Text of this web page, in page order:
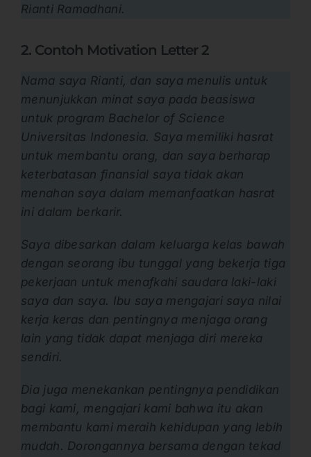
Rianti Ramadhani.
2. Contoh Motivation Letter 2
Nama saya Rianti, dan saya menulis untuk
menunjukkan minat saya pada beasiswa
untuk program Bachelor of Science
Universitas Indonesia. Saya memiliki hasrat
untuk membantu orang, dan saya berharap
keterbatasan finansial saya tidak akan
menahan saya dalam memanfaatkan hasrat
ini dalam berkarir.
Saya dibesarkan dalam keluarga kelas bawah
dengan seorang ibu tunggal yang bekerja tiga
pekerjaan untuk menafkahi saudara laki-laki
saya dan saya. Ibu saya mengajari saya nilai
kerja keras dan pentingnya menjaga orang
lain yang tidak dapat menjaga diri mereka
sendiri.
Dia juga menekankan pentingnya pendidikan
bagi kami, mengajari kami bahwa itu akan
membantu kami meraih kehidupan yang lebih
mudah. Dorongannya bersama dengan tekad